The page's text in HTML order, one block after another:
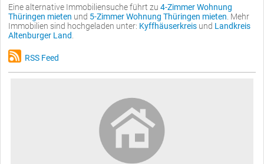
Eine alternative Immobiliensuche führt zu 4-Zimmer Wohnung
Thüringen mieten und 5-Zimmer Wohnung Thüringen mieten . Mehr
Immobilien sind hochgeladen unter: Kyffhäuserkreis und Landkreis
Altenburger Land
RSS Feed